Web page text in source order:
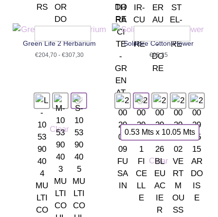
Green Life 2 Herbarium
€204,70 - €307,30
Clear
Soliflore Cotton Flower
€95,25
0.53 Mts x 10.05 Mts
Clear